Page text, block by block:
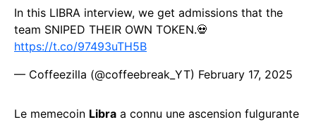
In this LIBRA interview, we get admissions that the
team SNIPED THEIR OWN TOKEN.💀
https://t.co/97493uTH5B
— Coffeezilla (@coffeebreak_YT) February 17, 2025
Le memecoin Libra a connu une ascension fulgurante